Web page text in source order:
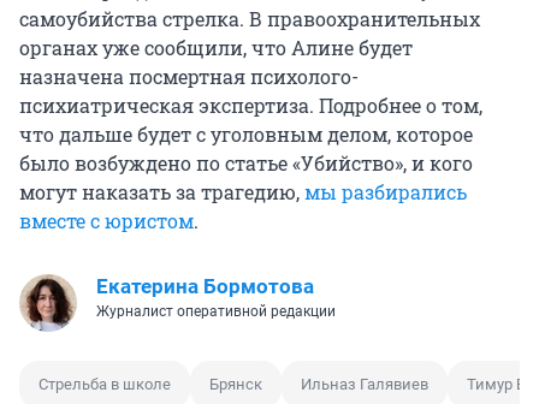
самоубийства стрелка. В правоохранительных
органах уже сообщили, что Алине будет
назначена посмертная психолого-
психиатрическая экспертиза. Подробнее о том,
что дальше будет с уголовным делом, которое
было возбуждено по статье «Убийство», и кого
могут наказать за трагедию,мы разбирались
вместе с юристом.
Екатерина Бормотова
Журналист оперативной редакции
Стрельба в школе Брянск Ильназ Галявиев Тимур